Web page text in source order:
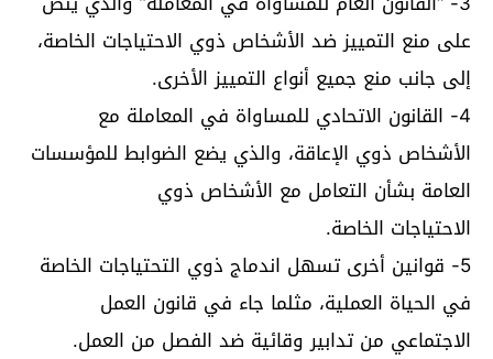
على منع التمييز ضد الأشخاص ذوي الاحتياجات الخاصة،
إلى جانب منع جميع أنواع التمييز الأخرى.
4- القانون الاتحادي للمساواة في المعاملة مع
الأشخاص ذوي الإعاقة، والذي يضع الضوابط للمؤسسات
العامة بشأن التعامل مع الأشخاص ذوي
الاحتياجات الخاصة.
5- قوانين أخرى تسهل اندماج ذوي التحتياجات الخاصة
في الحياة العملية، مثلما جاء في قانون العمل
الاجتماعي من تدابير وقائية ضد الفصل من العمل.